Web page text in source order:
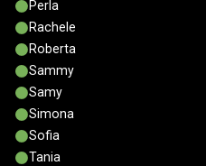
Perla
Rachele
Roberta
Sammy
Samy
Simona
Sofia
Tania